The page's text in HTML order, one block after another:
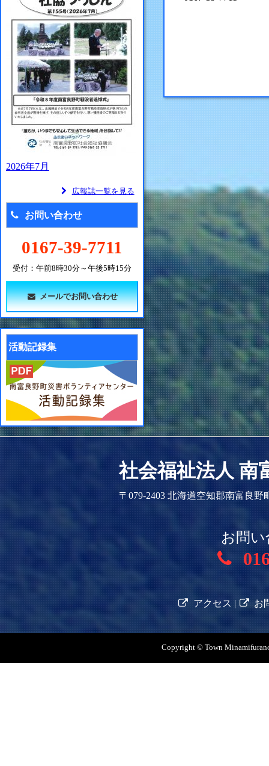
2026年7月
広報誌一覧を見る
お問い合わせ
0167-39-7711
受付：午前8時30分～午後5時15分
メールでお問い合わせ
活動記録集
社会福祉法人 南
〒079-2403 北海道空知郡南富良
お問
アクセス | お
Copyright © Town